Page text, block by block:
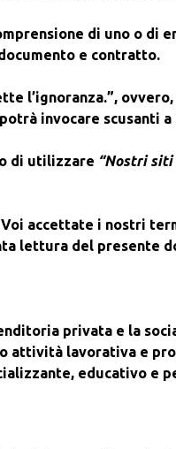
di uno o di
e contratto.
l’ignoranza.”, ovvero,
invocare scusanti
di utilizzare “Nostri siti
accettate i nostri
lettura del presente
privata e la
lavorativa e
educativo e